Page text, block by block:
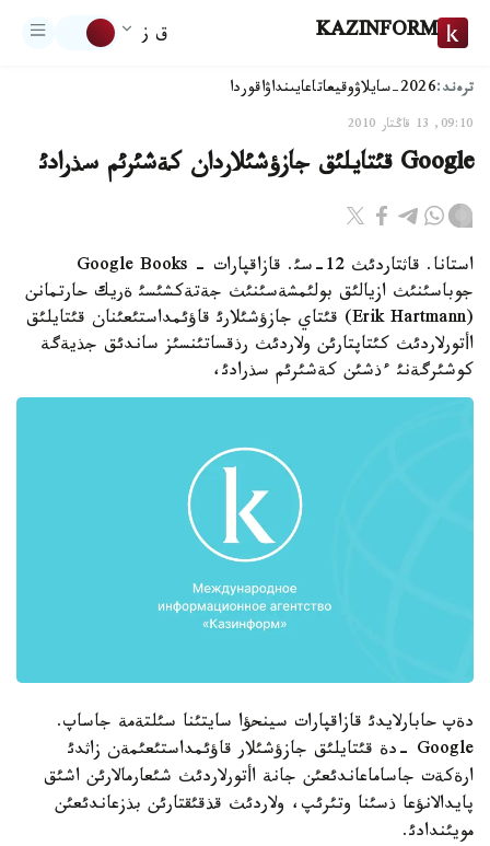
KAZINFORM ق ز
ترەند:2026-سايلاۋ وقيعاتاعايىنداۋاقوردا
09:10, 13 قاڭتار 2010
Google قئتايلئق جازؤشئلاردان كةشئرئم سذرادئ
استانا. قاثتاردئث 12-سئ. قازاقپارات - Google Books
جوباسئنئث ازيالئق بولئمشةسئنئث جةتةكشئسئ ةريك حارتمانن
(Erik Hartmann) قئتاي جازؤشئلارئ قاؤئمداستئعئنان قئتايلئق
اأتورلاردئث كئتاپتارئن ولاردئث رذقساتئنسئز ساندئق جذيةگة
كوشئرگةنئ ءذشئن كةشئرئم سذرادئ،
دةپ حابارلايدئ قازاقپارات سينحؤا سايتئنا سئلتةمة جاساپ.
Google -دة قئتايلئق جازؤشئلار قاؤئمداستئعئمةن زاثدئ
ارةكةت جاساماعاندئعئن جانة اأتورلاردئث شئعارمالارئن اشئق
پايدالانؤعا ذسئنا وتئرئپ، ولاردئث قذقئقتارئن بذزعاندئعئن
مويئندادئ.